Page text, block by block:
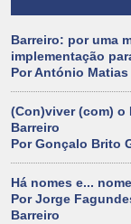
Barreiro: por uma
implementação
Por António
(Con)viver (com) o
Barreiro
Por Gonçalo Brito
Há nomes e...
Por Jorge
Barreiro